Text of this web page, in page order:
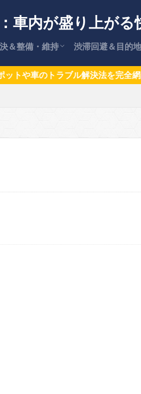
車内が盛り上が
＆整備・維持
車のトラブル解決策
・節約ガイド
愛車を高く売却する方法
渋滞回避＆目的
車のトラブル解決法を完全網羅！